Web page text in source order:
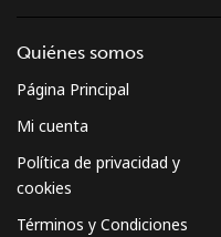
Quiénes somos
Página Principal
Mi cuenta
Política de privacidad y
cookies
Términos y Condiciones